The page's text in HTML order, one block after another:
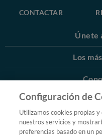
CONTACTAR
Únete
Los
Más
©
Condiciones
Configuración de
Utilizamos cookies propias
nuestros servicios y
preferencias basado en un